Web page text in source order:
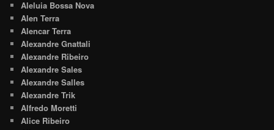
Aleluia Bossa Nova
Alen Terra
Alencar Terra
Alexandre Gnattali
Alexandre Ribeiro
Alexandre Sales
Alexandre Salles
Alexandre Trik
Alfredo Moretti
Alice Ribeiro